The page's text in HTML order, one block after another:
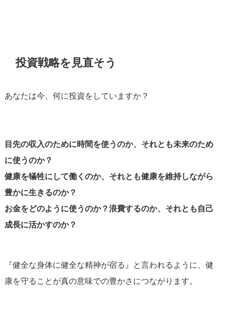
投資戦略を見直そう
あなたは今、何に投資をしていますか？
目先の収入のために時間を使うのか、それとも未来のため
に使うのか？
健康を犠牲にして働くのか、それとも健康を維持しながら
豊かに生きるのか？
お金をどのように使うのか？浪費するのか、それとも自己
成長に活かすのか？
『健全な身体に健全な精神が宿る』と言われるように、健
康を守ることが真の意味での豊かさにつながります。